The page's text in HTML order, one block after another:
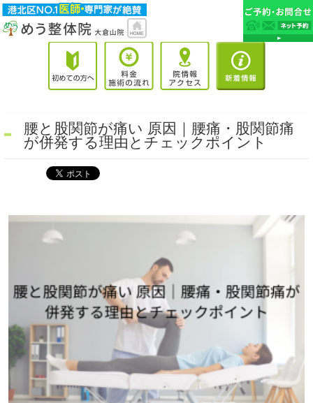
腰と股関節が痛い 原因｜腰痛・股関節痛
が併発する理由とチェックポイント